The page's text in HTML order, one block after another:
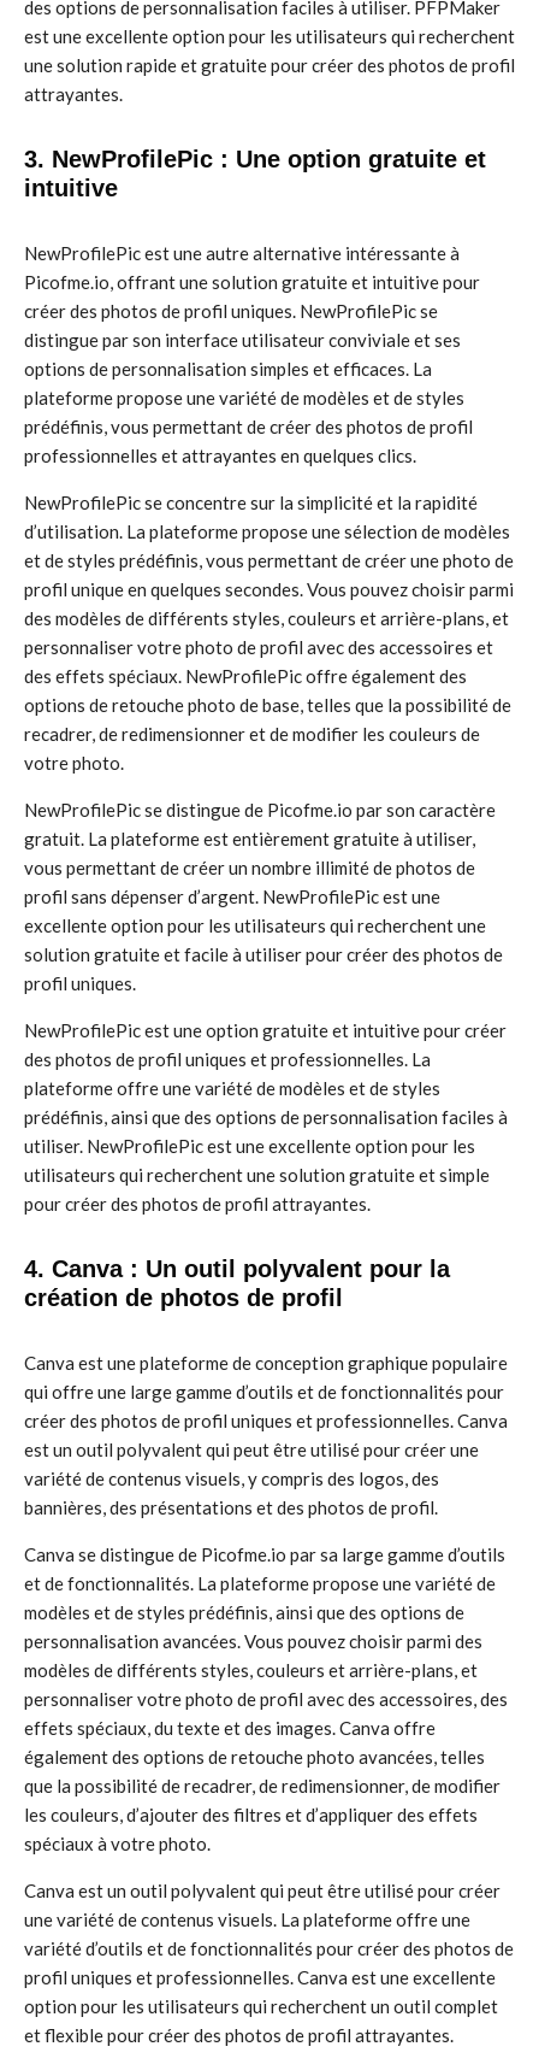
des options de personnalisation faciles à utiliser. PFPMaker
est une excellente option pour les utilisateurs qui recherchent
une solution rapide et gratuite pour créer des photos de profil
attrayantes.
3. NewProfilePic : Une option gratuite et
intuitive
NewProfilePic est une autre alternative intéressante à
Picofme.io, offrant une solution gratuite et intuitive pour
créer des photos de profil uniques. NewProfilePic se
distingue par son interface utilisateur conviviale et ses
options de personnalisation simples et efficaces. La
plateforme propose une variété de modèles et de styles
prédéfinis, vous permettant de créer des photos de profil
professionnelles et attrayantes en quelques clics.
NewProfilePic se concentre sur la simplicité et la rapidité
d’utilisation. La plateforme propose une sélection de modèles
et de styles prédéfinis, vous permettant de créer une photo de
profil unique en quelques secondes. Vous pouvez choisir parmi
des modèles de différents styles, couleurs et arrière-plans, et
personnaliser votre photo de profil avec des accessoires et
des effets spéciaux. NewProfilePic offre également des
options de retouche photo de base, telles que la possibilité de
recadrer, de redimensionner et de modifier les couleurs de
votre photo.
NewProfilePic se distingue de Picofme.io par son caractère
gratuit. La plateforme est entièrement gratuite à utiliser,
vous permettant de créer un nombre illimité de photos de
profil sans dépenser d’argent. NewProfilePic est une
excellente option pour les utilisateurs qui recherchent une
solution gratuite et facile à utiliser pour créer des photos de
profil uniques.
NewProfilePic est une option gratuite et intuitive pour créer
des photos de profil uniques et professionnelles. La
plateforme offre une variété de modèles et de styles
prédéfinis, ainsi que des options de personnalisation faciles à
utiliser. NewProfilePic est une excellente option pour les
utilisateurs qui recherchent une solution gratuite et simple
pour créer des photos de profil attrayantes.
4. Canva : Un outil polyvalent pour la
création de photos de profil
Canva est une plateforme de conception graphique populaire
qui offre une large gamme d’outils et de fonctionnalités pour
créer des photos de profil uniques et professionnelles. Canva
est un outil polyvalent qui peut être utilisé pour créer une
variété de contenus visuels, y compris des logos, des
bannières, des présentations et des photos de profil.
Canva se distingue de Picofme.io par sa large gamme d’outils
et de fonctionnalités. La plateforme propose une variété de
modèles et de styles prédéfinis, ainsi que des options de
personnalisation avancées. Vous pouvez choisir parmi des
modèles de différents styles, couleurs et arrière-plans, et
personnaliser votre photo de profil avec des accessoires, des
effets spéciaux, du texte et des images. Canva offre
également des options de retouche photo avancées, telles
que la possibilité de recadrer, de redimensionner, de modifier
les couleurs, d’ajouter des filtres et d’appliquer des effets
spéciaux à votre photo.
Canva est un outil polyvalent qui peut être utilisé pour créer
une variété de contenus visuels. La plateforme offre une
variété d’outils et de fonctionnalités pour créer des photos de
profil uniques et professionnelles. Canva est une excellente
option pour les utilisateurs qui recherchent un outil complet
et flexible pour créer des photos de profil attrayantes.